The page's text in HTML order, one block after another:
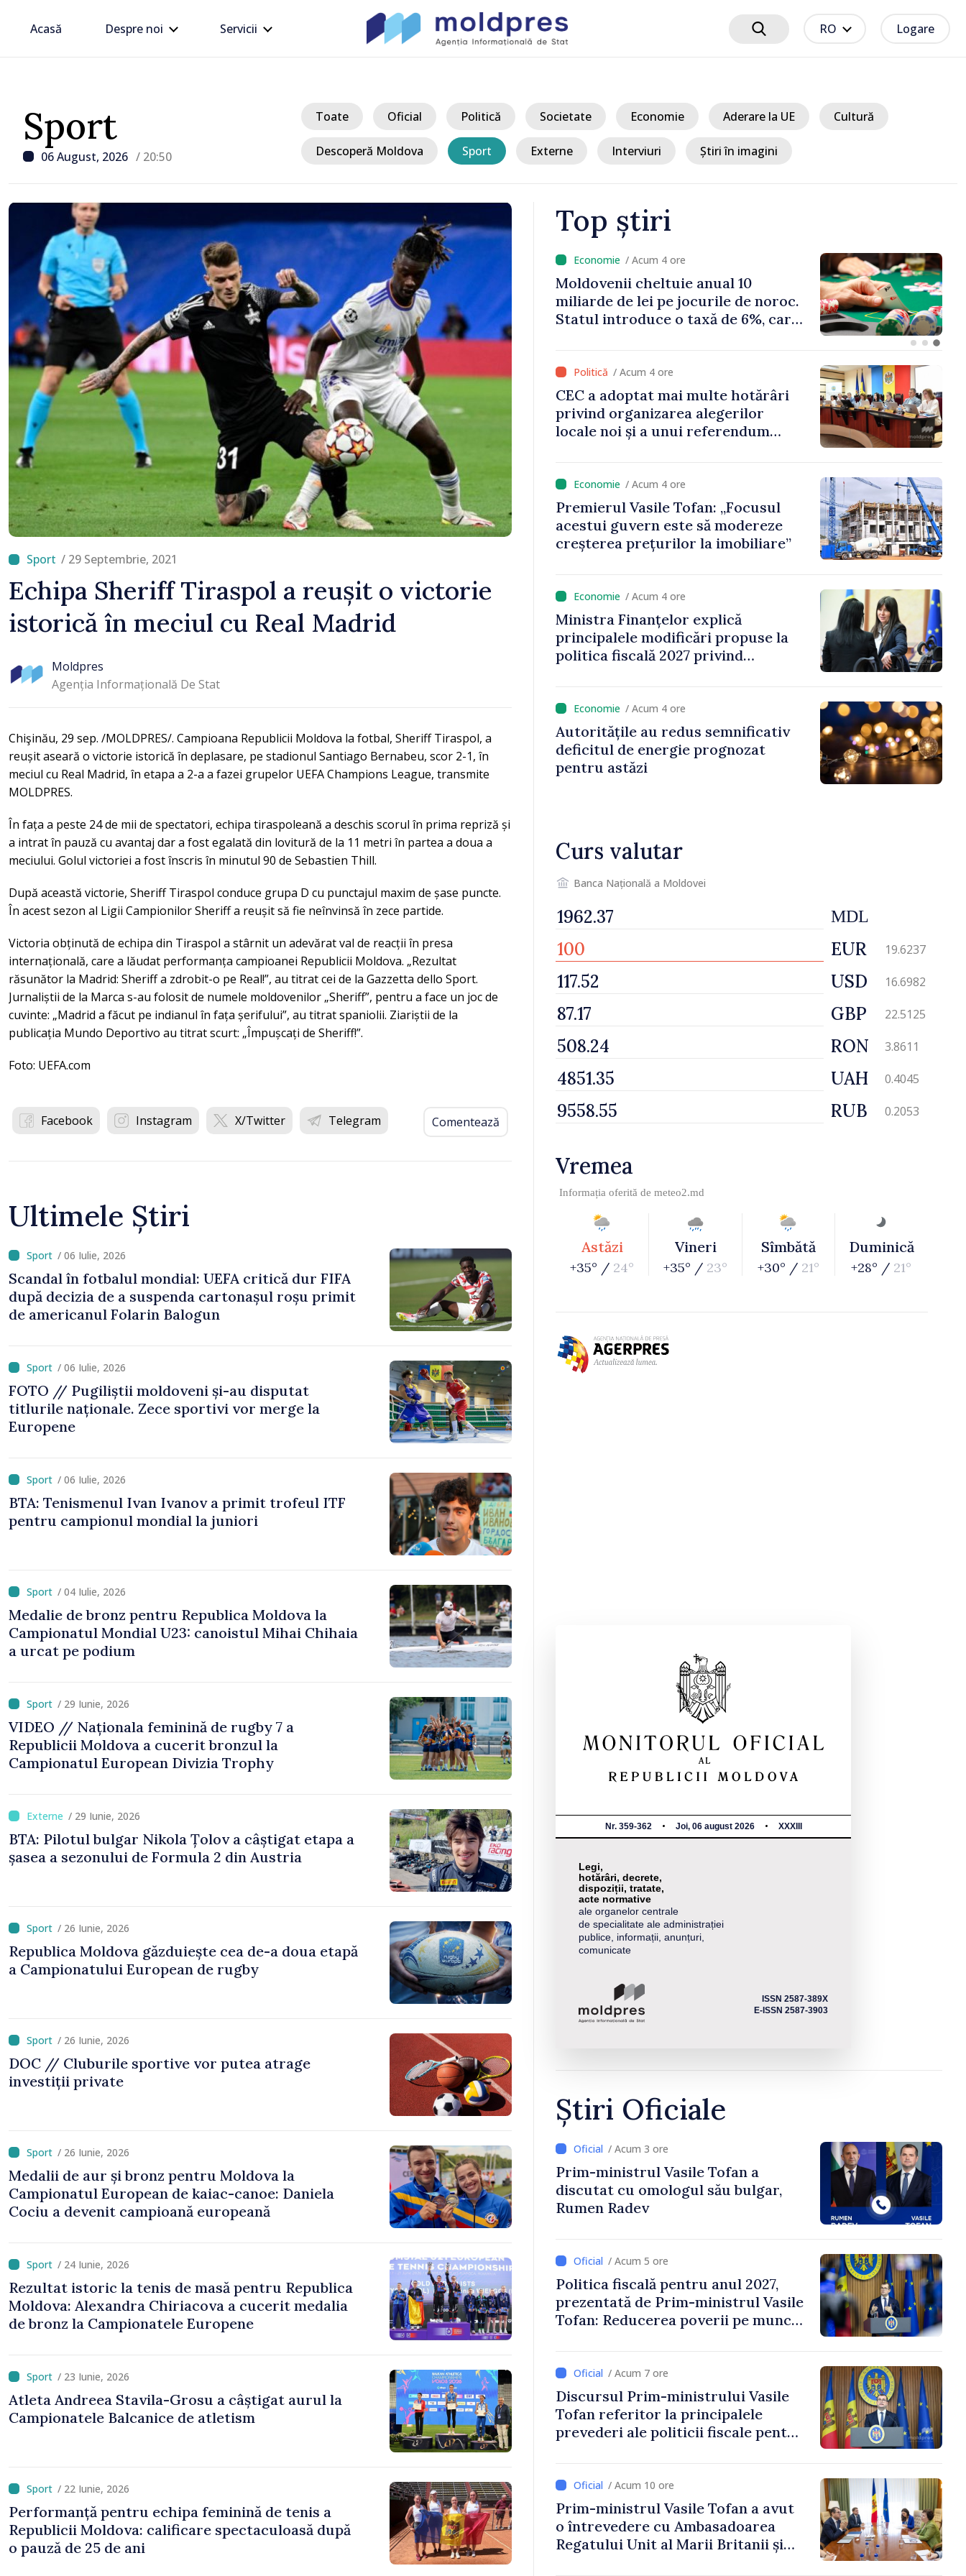
Acasă Despre noi Servicii RO Logare
Sport
06 August, 2026 / 20:50
Toate Oficial Politică Societate Economie Aderare la UE Cultură
Descoperă Moldova Sport Externe Interviuri Știri în imagini
/ 29 Septembrie, 2021
Echipa Sheriff Tiraspol a reușit o victorie
istorică în meciul cu Real Madrid
Moldpres
Agenția Informațională De Stat
Chişinău, 29 sep. /MOLDPRES/. Campioana Republicii Moldova la fotbal, Sheriff Tiraspol, a
reușit aseară o victorie istorică în deplasare, pe stadionul Santiago Bernabeu, scor 2-1, în
meciul cu Real Madrid, în etapa a 2-a a fazei grupelor UEFA Champions League, transmite
MOLDPRES.
În fața a peste 24 de mii de spectatori, echipa tiraspoleană a deschis scorul în prima repriză și
a intrat în pauză cu avantaj dar a fost egalată din lovitură de la 11 metri în partea a doua a
meciului. Golul victoriei a fost înscris în minutul 90 de Sebastien Thill.
După această victorie, Sheriff Tiraspol conduce grupa D cu punctajul maxim de șase puncte.
În acest sezon al Ligii Campionilor Sheriff a reușit să fie neînvinsă în zece partide.
Victoria obținută de echipa din Tiraspol a stârnit un adevărat val de reacții în presa
internațională, care a lăudat performanța campioanei Republicii Moldova. „Rezultat
răsunător la Madrid: Sheriff a zdrobit-o pe Real!”, au titrat cei de la Gazzetta dello Sport.
Jurnaliștii de la Marca s-au folosit de numele moldovenilor „Sheriff”, pentru a face un joc de
cuvinte: „Madrid a făcut pe indianul în fața șerifului”, au titrat spaniolii. Ziariștii de la
publicația Mundo Deportivo au titrat scurt: „Împușcați de Sheriff!”.
Foto: UEFA.com
Facebook Instagram X/Twitter Telegram Comentează
Ultimele Știri
/ 06 Iulie, 2026
Scandal în fotbalul mondial: UEFA critică dur FIFA
după decizia de a suspenda cartonașul roșu primit
de americanul Folarin Balogun
/ 06 Iulie, 2026
FOTO // Pugiliștii moldoveni și-au disputat
titlurile naționale. Zece sportivi vor merge la
Europene
/ 06 Iulie, 2026
BTA: Tenismenul Ivan Ivanov a primit trofeul ITF
pentru campionul mondial la juniori
/ 04 Iulie, 2026
Medalie de bronz pentru Republica Moldova la
Campionatul Mondial U23: canoistul Mihai Chihaia
a urcat pe podium
/ 29 Iunie, 2026
VIDEO // Naționala feminină de rugby 7 a
Republicii Moldova a cucerit bronzul la
Campionatul European Divizia Trophy
/ 29 Iunie, 2026
BTA: Pilotul bulgar Nikola Țolov a câștigat etapa a
șasea a sezonului de Formula 2 din Austria
/ 26 Iunie, 2026
Republica Moldova găzduiește cea de-a doua etapă
a Campionatului European de rugby
/ 26 Iunie, 2026
DOC // Cluburile sportive vor putea atrage
investiții private
/ 26 Iunie, 2026
Medalii de aur și bronz pentru Moldova la
Campionatul European de kaiac-canoe: Daniela
Cociu a devenit campioană europeană
/ 24 Iunie, 2026
Rezultat istoric la tenis de masă pentru Republica
Moldova: Alexandra Chiriacova a cucerit medalia
de bronz la Campionatele Europene
/ 23 Iunie, 2026
Atleta Andreea Stavila-Grosu a câștigat aurul la
Campionatele Balcanice de atletism
/ 22 Iunie, 2026
Performanță pentru echipa feminină de tenis a
Republicii Moldova: calificare spectaculoasă după
o pauză de 25 de ani
Top știri
/ Acum 3 ore
Prim-ministrul Vasile Tofan a
discutat cu omologul său bulgar,
Rumen Radev
/ Acum 4 ore
Moldovenii cheltuie anual 10
miliarde de lei pe jocurile de noroc.
Statul introduce o taxă de 6%, care
/ Acum 4 ore
CEC a adoptat mai multe hotărâri
privind organizarea alegerilor
locale noi și a unui referendum
/ Acum 4 ore
Premierul Vasile Tofan: „Focusul
acestui guvern este să modereze
creșterea prețurilor la imobiliare”
/ Acum 4 ore
Ministra Finanțelor explică
principalele modificări propuse la
politica fiscală 2027 privind
/ Acum 4 ore
Autoritățile au redus semnificativ
deficitul de energie prognozat
pentru astăzi
Curs valutar
Banca Națională a Moldovei
MDL
EUR 19.6237
USD 16.6982
GBP 22.5125
RON 3.8611
UAH 0.4045
RUB 0.2053
Vremea
Informația oferită de meteo2.md
Astăzi
+35° / 24°
Vineri
+35° / 23°
Sîmbătă
+30° / 21°
Duminică
+28° / 21°
Nr. 359-362 Joi, 06 august 2026 XXXIII
Legi,
hotărâri, decrete,
dispoziții, tratate,
acte normative
ale organelor centrale
de specialitate ale administrației
publice, informații, anunțuri,
comunicate
ISSN 2587-389X
E-ISSN 2587-3903
Știri Oficiale
/ Acum 3 ore
Prim-ministrul Vasile Tofan a
discutat cu omologul său bulgar,
Rumen Radev
/ Acum 5 ore
Politica fiscală pentru anul 2027,
prezentată de Prim-ministrul Vasile
Tofan: Reducerea poverii pe muncă,
/ Acum 7 ore
Discursul Prim-ministrului Vasile
Tofan referitor la principalele
prevederi ale politicii fiscale pentru
/ Acum 10 ore
Prim-ministrul Vasile Tofan a avut
o întrevedere cu Ambasadoarea
Regatului Unit al Marii Britanii și